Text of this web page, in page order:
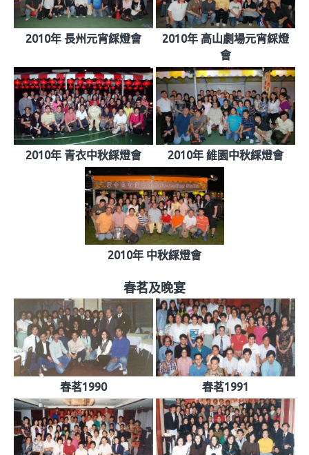
2010年 長州元宵綵燈會
2010年 高山劇場元宵綵燈
會
2010年 青衣中秋綵燈會 2010年 維園中秋綵燈會
2010年 中秋綵燈會
春茗及晚宴
春茗1990 春茗1991